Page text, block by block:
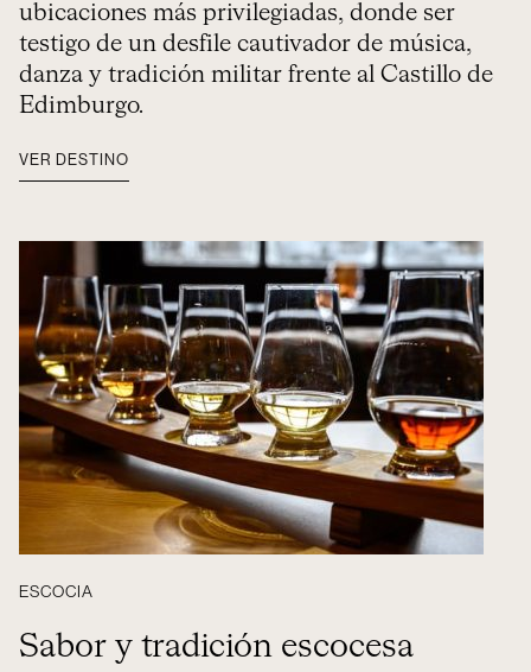
ubicaciones más privilegiadas, donde ser
testigo de un desfile cautivador de música,
danza y tradición militar frente al Castillo de
Edimburgo.
VER DESTINO
ESCOCIA
Sabor y tradición escocesa